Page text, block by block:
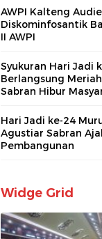
AWPI Kalteng
Diskominfosantik
II AWPI
Syukuran Hari Jadi
Berlangsung
Sabran Hibur
Hari Jadi ke-24
Agustiar Sabran
Pembangunan
Widge Grid